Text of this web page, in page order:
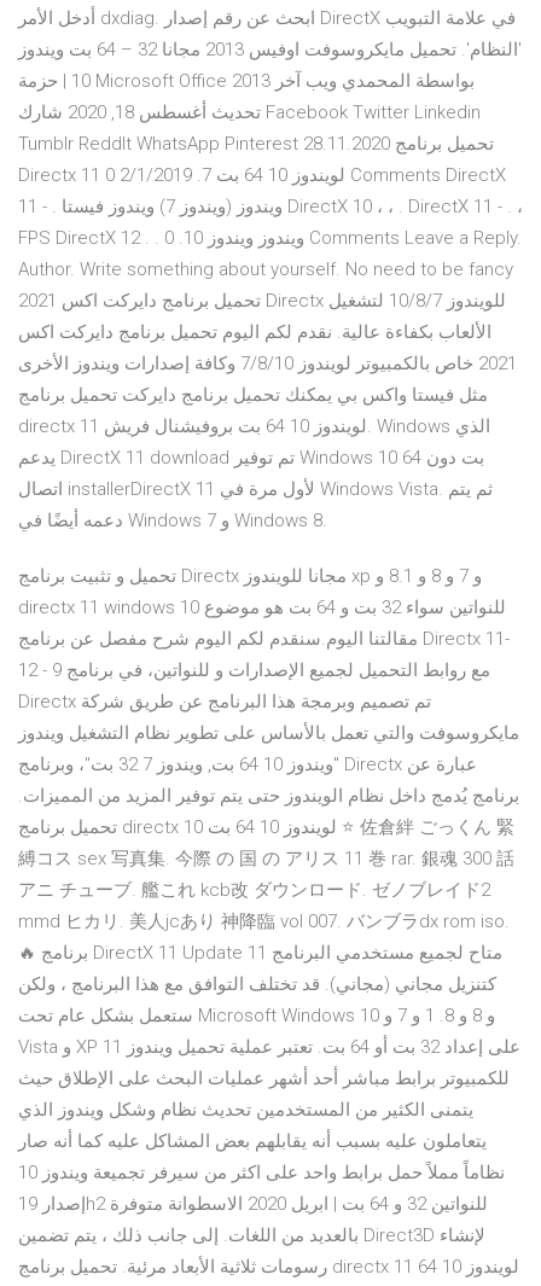
أدخل الأمر dxdiag. ابحث عن رقم إصدار DirectX في علامة التبويب
'النظام'. تحميل مايكروسوفت اوفيس 2013 مجانا 32 – 64 بت ويندوز
10 | حزمة Microsoft Office 2013 بواسطة المحمدي ويب آخر
تحديث أغسطس 18, 2020 شارك Facebook Twitter Linkedin
Tumblr ReddIt WhatsApp Pinterest 28.11.2020 تحميل برنامج
Directx 11 لويندوز 10 64 بت 7. 2/1/2019 0 Comments DirectX
11 - . ويندوز (ويندوز 7) ويندوز فيستا DirectX 10 ، ، . DirectX 11 - . ،
FPS DirectX 12 . . ويندوز ويندوز 10. 0 Comments Leave a Reply.
Author. Write something about yourself. No need to be fancy
تحميل برنامج دايركت اكس 2021 Directx للويندوز 10/8/7 لتشغيل
الألعاب بكفاءة عالية. نقدم لكم اليوم تحميل برنامج دايركت اكس
2021 خاص بالكمبيوتر لويندوز 7/8/10 وكافة إصدارات ويندوز الأخرى
مثل فيستا واكس بي يمكنك تحميل برنامج دايركت تحميل برنامج
directx 11 لويندوز 10 64 بت بروفيشنال فريش. Windows الذي
يدعم DirectX 11 download تم توفير Windows 10 64 بت دون
اتصال installerDirectX 11 لأول مرة في Windows Vista. ثم يتم
دعمه أيضًا في Windows 7 و Windows 8.
تحميل و تثبيت برنامج Directx مجانا للويندوز xp و 7 و 8 و 8.1 و
directx 11 windows 10 للنواتين سواء 32 بت و 64 بت هو موضوع
مقالتنا اليوم.سنقدم لكم اليوم شرح مفصل عن برنامج Directx 11-
12 - 9 مع روابط التحميل لجميع الإصدارات و للنواتين، في برنامج
Directx تم تصميم وبرمجة هذا البرنامج عن طريق شركة
مايكروسوفت والتي تعمل بالأساس على تطوير نظام التشغيل ويندوز
"ويندوز 10 64 بت, ويندوز 7 32 بت"، وبرنامج Directx عبارة عن
برنامج يُدمج داخل نظام الويندوز حتى يتم توفير المزيد من المميزات.
تحميل برنامج directx 10 لويندوز 10 64 بت ⭐ 佐倉絆 ごっくん 緊
縛コス sex 写真集. 今際 の 国 の アリス 11 巻 rar. 銀魂 300 話
アニ チューブ. 艦これ kcb改 ダウンロード. ゼノブレイド2
mmd ヒカリ. 美人jcあり 神降臨 vol 007. バンブラdx rom iso.
🔥 برنامج DirectX 11 Update 11 متاح لجميع مستخدمي البرنامج
كتنزيل مجاني (مجاني). قد تختلف التوافق مع هذا البرنامج ، ولكن
ستعمل بشكل عام تحت Microsoft Windows 10 و 8 و 8. 1 و 7 و
Vista و XP على إعداد 32 بت أو 64 بت. تعتبر عملية تحميل ويندوز 11
للكمبيوتر برابط مباشر أحد أشهر عمليات البحث على الإطلاق حيث
يتمنى الكثير من المستخدمين تحديث نظام وشكل ويندوز الذي
يتعاملون عليه بسبب أنه يقابلهم بعض المشاكل عليه كما أنه صار
نظاماً مملاً حمل برابط واحد على اكثر من سيرفر تجميعة ويندوز 10
إصدار 19h2 للنواتين 32 و 64 بت | ابريل 2020 الاسطوانة متوفرة
بالعديد من اللغات. إلى جانب ذلك ، يتم تضمين Direct3D لإنشاء
رسومات ثلاثية الأبعاد مرئية. تحميل برنامج directx 11 لويندوز 10 64